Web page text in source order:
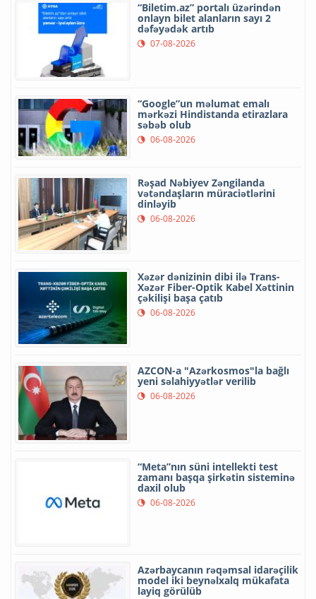
“Biletim.az” portalı üzərindən
onlayn bilet alanların sayı 2
dəfəyədək artıb
07-08-2026
“Google”un məlumat emalı
mərkəzi Hindistanda etirazlara
səbəb olub
06-08-2026
Rəşad Nəbiyev Zəngilanda
vətəndaşların müraciətlərini
dinləyib
06-08-2026
Xəzər dənizinin dibi ilə Trans-
Xəzər Fiber-Optik Kabel Xəttinin
çəkilişi başa çatıb
06-08-2026
AZCON-a "Azərkosmos"la bağlı
yeni səlahiyyətlər verilib
06-08-2026
“Meta”nın süni intellekti test
zamanı başqa şirkətin sisteminə
daxil olub
06-08-2026
Azərbaycanın rəqəmsal idarəçilik
model iki beynəlxalq mükafata
layiq görülüb